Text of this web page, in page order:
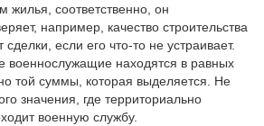
жилья, соответственно, он
например, качество строительства
сделки, если его что-то не устраивает.
находятся в равных
той суммы, которая выделяется. Не
значения, где территориально
военную службу.